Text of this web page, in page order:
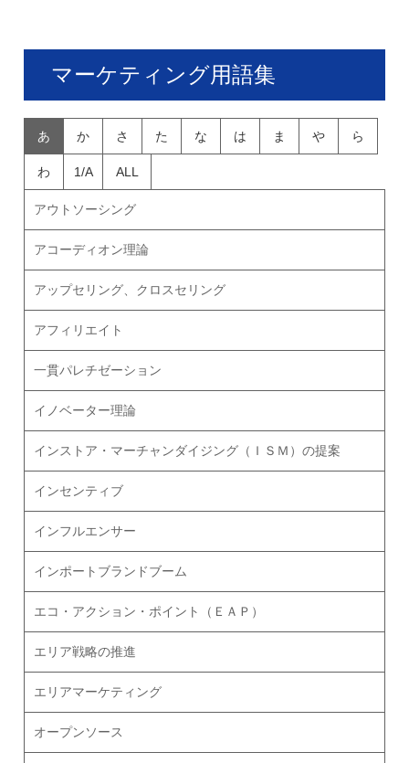
マーケティング用語集
あ か さ た な は ま や ら
わ 1/A ALL
アウトソーシング
アコーディオン理論
アップセリング、クロスセリング
アフィリエイト
一貫パレチゼーション
イノベーター理論
インストア・マーチャンダイジング（ＩＳＭ）の提案
インセンティブ
インフルエンサー
インポートブランドブーム
エコ・アクション・ポイント（ＥＡＰ）
エリア戦略の推進
エリアマーケティング
オープンソース